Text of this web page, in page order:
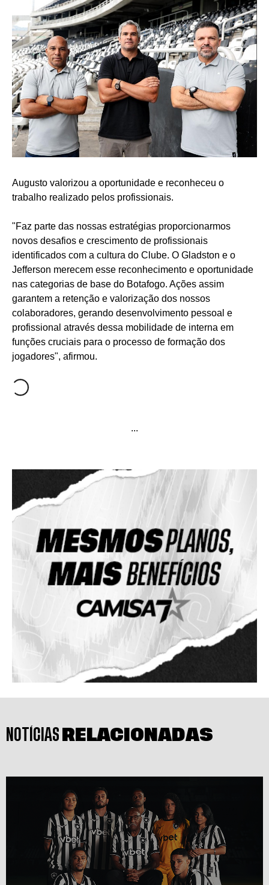
Augusto valorizou a oportunidade e reconheceu o
trabalho realizado pelos profissionais.
"Faz parte das nossas estratégias proporcionarmos
novos desafios e crescimento de profissionais
identificados com a cultura do Clube. O Gladston e o
Jefferson merecem esse reconhecimento e oportunidade
nas categorias de base do Botafogo. Ações assim
garantem a retenção e valorização dos nossos
colaboradores, gerando desenvolvimento pessoal e
profissional através dessa mobilidade de interna em
funções cruciais para o processo de formação dos
jogadores", afirmou.
...
NOTÍCIAS RELACIONADAS